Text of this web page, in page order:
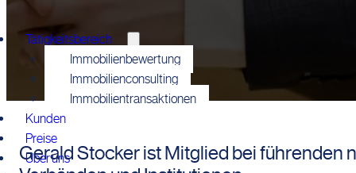
Tätigkeitsbereich
Immobilienbewertung
Immobilienconsulting
Immobilientransaktionen
Kunden
Preise
Über uns
Gerald Stocker ist Mitglied bei führenden